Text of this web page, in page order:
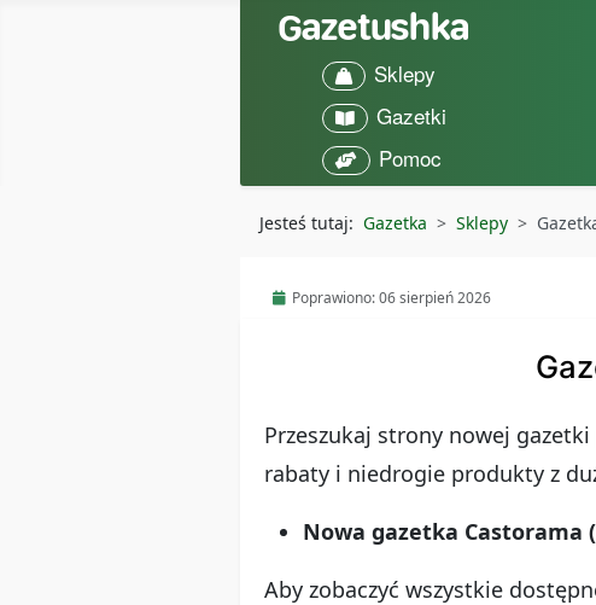
Sklepy
Gazetki
Pomoc
Jesteś tutaj: Gazetka Sklepy
Poprawiono: 06 sierpień 2026
Przeszukaj strony nowej
rabaty i niedrogie produkty z
Nowa gazetka Castorama
Aby zobaczyć wszystkie